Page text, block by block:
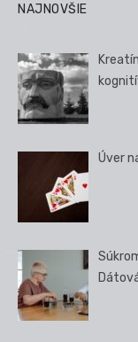
NAJNOVŠIE
Úver